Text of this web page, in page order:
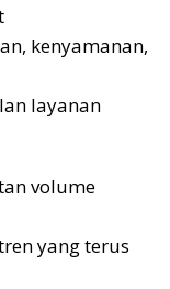
kenyamanan,
layanan
volume
yang terus